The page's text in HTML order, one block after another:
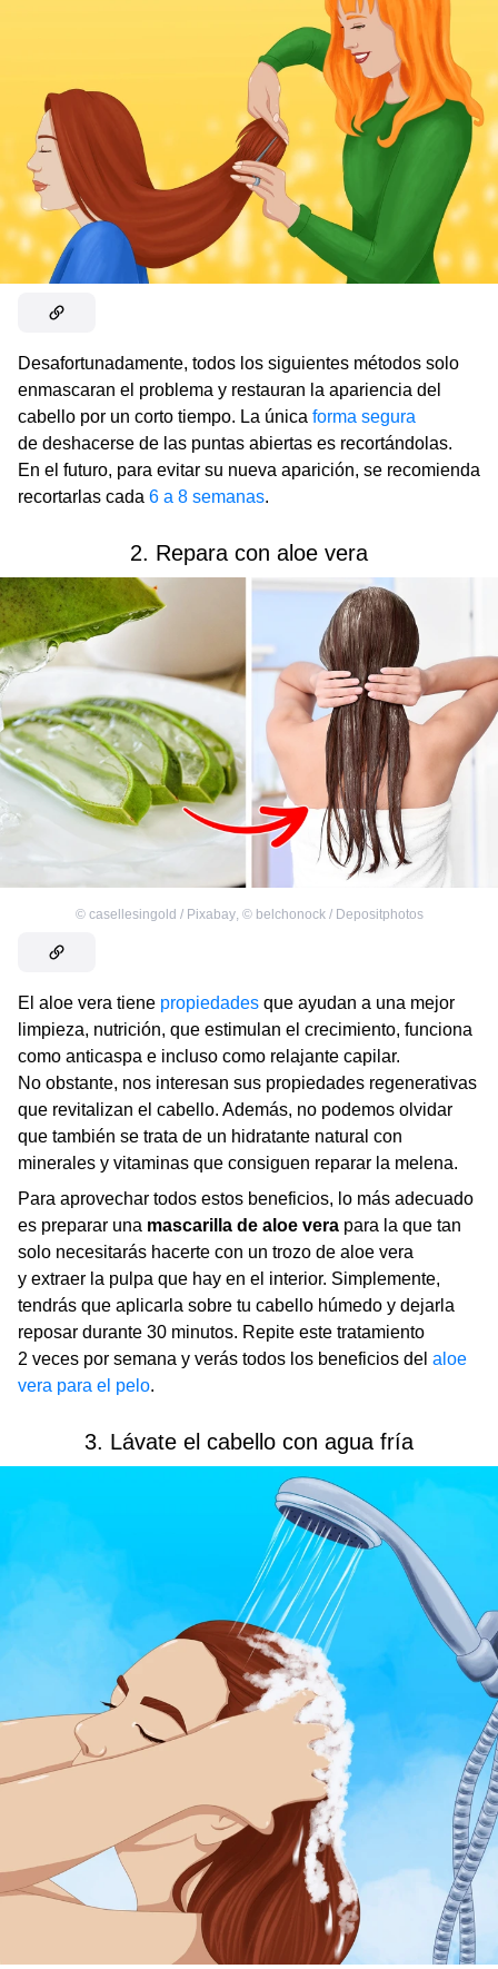
Desafortunadamente, todos los siguientes métodos solo
enmascaran el problema y restauran la apariencia del
cabello por un corto tiempo. La única forma segura
de deshacerse de las puntas abiertas es recortándolas.
En el futuro, para evitar su nueva aparición, se recomienda
recortarlas cada 6 a 8 semanas.
2. Repara con aloe vera
© casellesingold / Pixabay, © belchonock / Depositphotos
El aloe vera tiene propiedades que ayudan a una mejor
limpieza, nutrición, que estimulan el crecimiento, funciona
como anticaspa e incluso como relajante capilar.
No obstante, nos interesan sus propiedades regenerativas
que revitalizan el cabello. Además, no podemos olvidar
que también se trata de un hidratante natural con
minerales y vitaminas que consiguen reparar la melena.
Para aprovechar todos estos beneficios, lo más adecuado
es preparar una mascarilla de aloe vera para la que tan
solo necesitarás hacerte con un trozo de aloe vera
y extraer la pulpa que hay en el interior. Simplemente,
tendrás que aplicarla sobre tu cabello húmedo y dejarla
reposar durante 30 minutos. Repite este tratamiento
2 veces por semana y verás todos los beneficios del aloe
vera para el pelo.
3. Lávate el cabello con agua fría